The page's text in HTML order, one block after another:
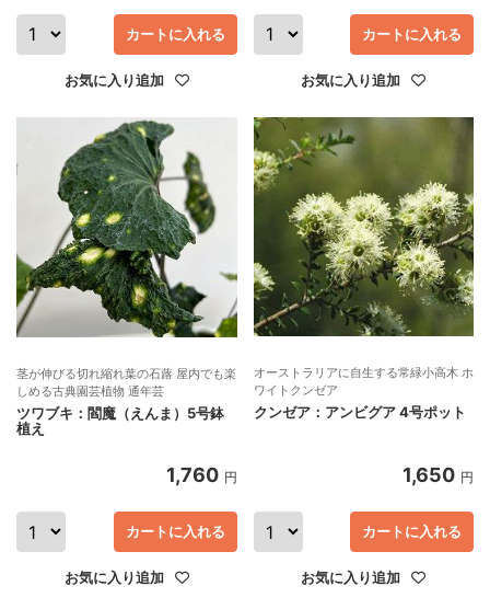
カートに入れる
お気に入り追加
カートに入れる
お気に入り追加
茎が伸びる切れ縮れ葉の石蕗 屋内でも楽
しめる古典園芸植物 通年芸
ツワブキ：閻魔（えんま）5号鉢
植え
1,760 円
カートに入れる
お気に入り追加
オーストラリアに自生する常緑小高木 ホ
ワイトクンゼア
クンゼア：アンビグア 4号ポット
1,650 円
カートに入れる
お気に入り追加